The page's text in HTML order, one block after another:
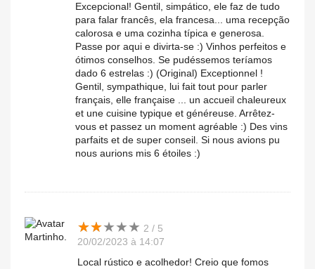
Excepcional! Gentil, simpático, ele faz de tudo
para falar francês, ela francesa... uma recepção
calorosa e uma cozinha típica e generosa.
Passe por aqui e divirta-se :) Vinhos perfeitos e
ótimos conselhos. Se pudéssemos teríamos
dado 6 estrelas :) (Original) Exceptionnel !
Gentil, sympathique, lui fait tout pour parler
français, elle française ... un accueil chaleureux
et une cuisine typique et généreuse. Arrêtez-
vous et passez un moment agréable :) Des vins
parfaits et de super conseil. Si nous avions pu
nous aurions mis 6 étoiles :)
Martinho.
★★★★★
★★★★★ 2 / 5
20/02/2023 à 14:07
Local rústico e acolhedor! Creio que fomos